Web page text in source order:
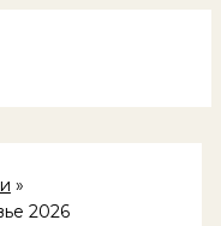
2026